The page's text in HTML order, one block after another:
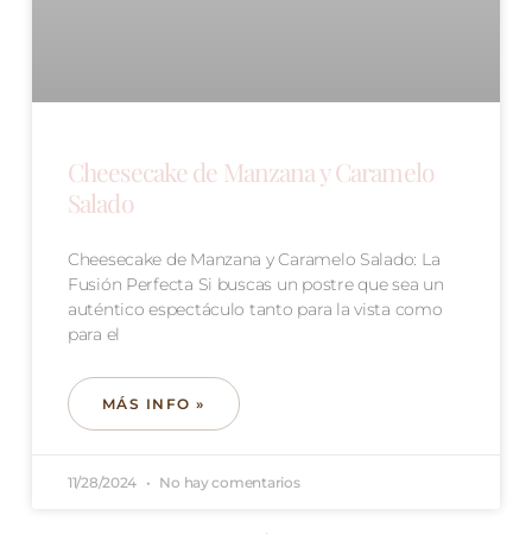
Cheesecake de Manzana y Caramelo
Salado
Cheesecake de Manzana y Caramelo Salado: La
Fusión Perfecta Si buscas un postre que sea un
auténtico espectáculo tanto para la vista como
para el
MÁS INFO »
11/28/2024 No hay comentarios